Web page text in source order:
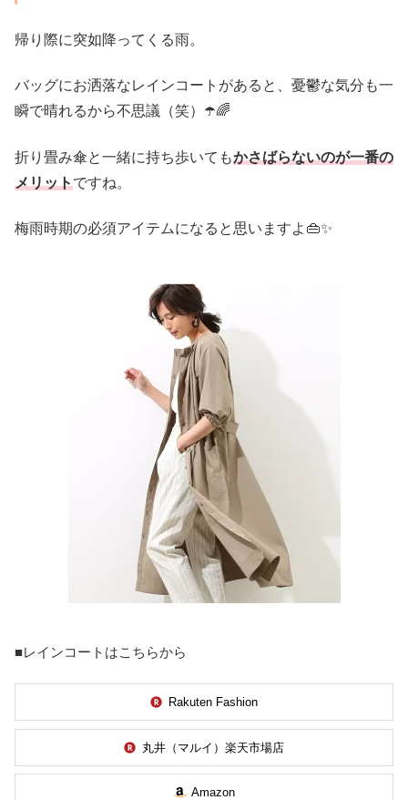
帰り際に突如降ってくる雨。
バッグにお洒落なレインコートがあると、憂鬱な気分も一
瞬で晴れるから不思議（笑）☂️🌈
折り畳み傘と一緒に持ち歩いてもかさばらないのが一番の
メリットですね。
梅雨時期の必須アイテムになると思いますよ👜✨
■レインコートはこちらから
Rakuten Fashion
丸井（マルイ）楽天市場店
Amazon